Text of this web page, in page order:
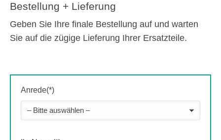
Bestellung + Lieferung
Geben Sie Ihre finale Bestellung auf und warten
Sie auf die zügige Lieferung Ihrer Ersatzteile.
Anrede(*)